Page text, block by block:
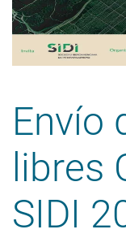
Envío
libres
SIDI